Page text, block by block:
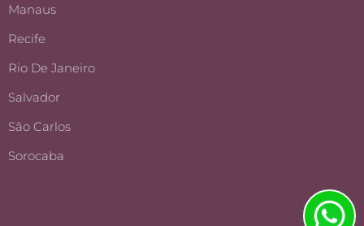
Manaus
Recife
Rio De Janeiro
Salvador
São Carlos
Sorocaba